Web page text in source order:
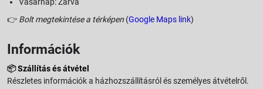
👉 Bolt megtekintése a térképen (Google Maps link)
Információk
📦Szállítás és átvétel
Részletes információk a házhozszállításról és személyes átvételről.